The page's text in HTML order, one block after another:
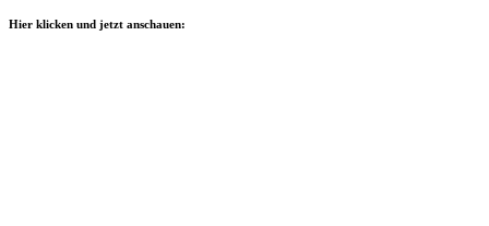
Hier klicken und jetzt anschauen: